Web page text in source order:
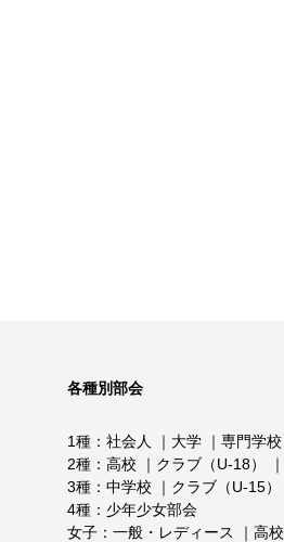
各種別部会
1種 社会人 大学
専門学校
2種
高校 クラブ（U-18）
3種
中学校 クラブ（U-15）
4種
少年少女部会
女子
一般・レディース 高校